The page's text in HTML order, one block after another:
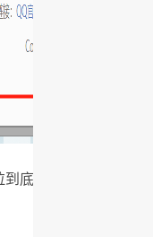
底部全部显示1216